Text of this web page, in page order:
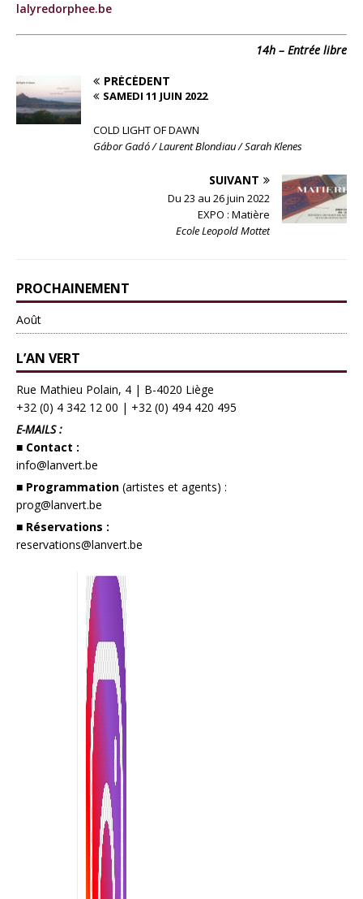
lalyredorphee.be
14h – Entrée libre
PRÉCÉDENT
SAMEDI 11 JUIN 2022
COLD LIGHT OF DAWN
Gábor Gadó / Laurent Blondiau / Sarah Klenes
SUIVANT
Du 23 au 26 juin 2022
EXPO : Matière
Ecole Leopold Mottet
PROCHAINEMENT
Août
L’AN VERT
Rue Mathieu Polain, 4 | B-4020 Liège
+32 (0) 4 342 12 00 | +32 (0) 494 420 495
E-MAILS :
■ Contact :
info@lanvert.be
■ Programmation (artistes et agents) :
prog@lanvert.be
■ Réservations :
reservations@lanvert.be